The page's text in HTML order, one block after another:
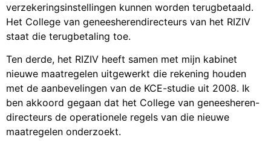
verzekeringsinstellingen kunnen worden terugbetaald.
Het College van geneesherendirecteurs van het RIZIV
staat die terugbetaling toe.
Ten derde, het RIZIV heeft samen met mijn kabinet
nieuwe maatregelen uitgewerkt die rekening houden
met de aanbevelingen van de KCE-studie uit 2008. Ik
ben akkoord gegaan dat het College van geneesheren-
directeurs de operationele regels van die nieuwe
maatregelen onderzoekt.